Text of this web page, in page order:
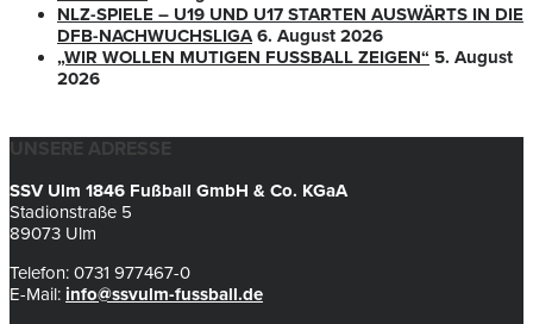
NLZ-SPIELE – U19 UND U17 STARTEN AUSWÄRTS IN DIE
DFB-NACHWUCHSLIGA 6. August 2026
„WIR WOLLEN MUTIGEN FUSSBALL ZEIGEN“
5. August
2026
UNSERE ADRESSE
SSV Ulm 1846 Fußball GmbH & Co. KGaA
Stadionstraße 5
89073 Ulm
Telefon: 0731 977467-0
E-Mail: info@ssvulm-fussball.de